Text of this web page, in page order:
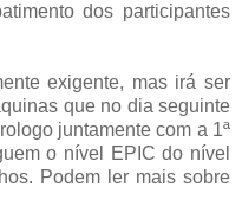
dos participantes
exigente, mas irá ser
que no dia seguinte
juntamente com a 1ª
o nível EPIC do nível
Podem ler mais sobre